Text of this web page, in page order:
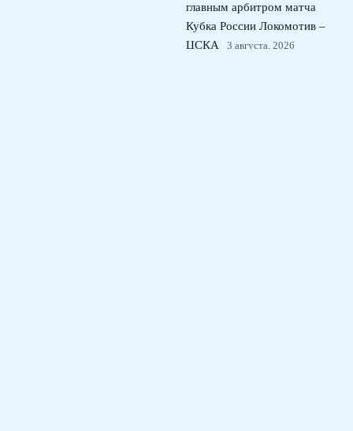
главным арбитром матча
Кубка России Локомотив –
ЦСКА
3 августа, 2026